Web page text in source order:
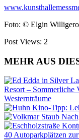
Foto: © Elgin
Post Views: 2
MEHR AUS
Resort – Sommerliche
Westernträume
Kino-Tipp:
40 Autoparkplätzen